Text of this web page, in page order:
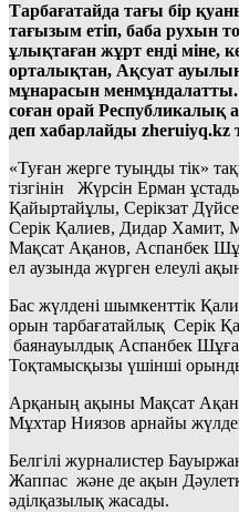
Тарбағатайда тағы бір
тағызым етіп, баба рухын
ұлықтаған жұрт енді міне,
орталықтан, Ақсуат
мұнарасын
соған орай
деп хабарлайды zheruiyq.kz
«Туған жерге туыңды тік»
тізгінін Жүрсін Ерман
Қайыртайұлы, Серікзат
Серік Қалиев, Дидар Хамит,
Мақсат Ақанов, Аспанбек
ел аузында жүрген елеулі
Бас жүлдені шымкенттік
орын тарбағатайлық Серік
баянауылдық Аспанбек
Тоқтамысқызы үшінші
Арқаның ақыны Мақсат
Мұхтар Ниязов арнайы
Белгілі журналистер
Жаппас және де ақын
әділқазылық жасады.